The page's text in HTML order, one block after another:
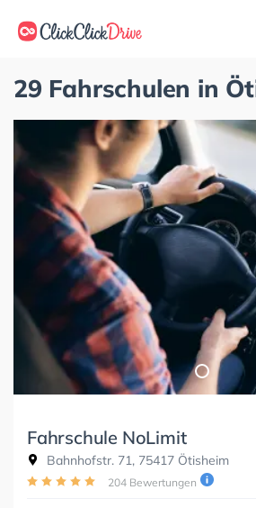
29 Fahrschulen in
Fahrschule NoLimit
Bahnhofstr. 71, 75417 Ötisheim
204 Bewertungen